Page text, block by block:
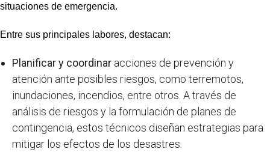
situaciones de emergencia.
Entre sus principales labores, destacan:
Planificar y coordinar acciones de prevención y
atención ante posibles riesgos, como terremotos,
inundaciones, incendios, entre otros. A través de
análisis de riesgos y la formulación de planes de
contingencia, estos técnicos diseñan estrategias para
mitigar los efectos de los desastres.